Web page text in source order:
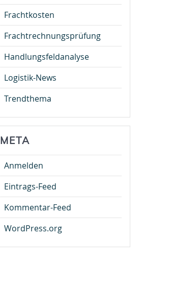
Frachtkosten
Frachtrechnungsprüfung
Handlungsfeldanalyse
Logistik-News
Trendthema
META
Anmelden
Eintrags-Feed
Kommentar-Feed
WordPress.org